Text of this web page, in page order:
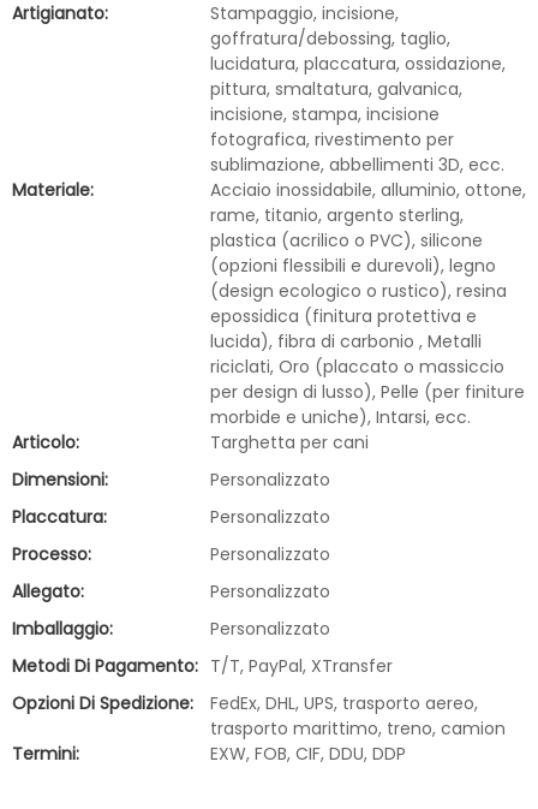
Artigianato:
Stampaggio, incisione,
goffratura/debossing, taglio,
lucidatura, placcatura, ossidazione,
pittura, smaltatura, galvanica,
incisione, stampa, incisione
fotografica, rivestimento per
sublimazione, abbellimenti 3D, ecc.
Materiale:
Acciaio inossidabile, alluminio, ottone,
rame, titanio, argento sterling,
plastica (acrilico o PVC), silicone
(opzioni flessibili e durevoli), legno
(design ecologico o rustico), resina
epossidica (finitura protettiva e
lucida), fibra di carbonio , Metalli
riciclati, Oro (placcato o massiccio
per design di lusso), Pelle (per finiture
morbide e uniche), Intarsi, ecc.
Articolo:
Targhetta per cani
Dimensioni:
Personalizzato
Placcatura:
Personalizzato
Processo:
Personalizzato
Allegato:
Personalizzato
Imballaggio:
Personalizzato
Metodi Di Pagamento: T/T, PayPal, XTransfer
Opzioni Di Spedizione:
FedEx, DHL, UPS, trasporto aereo,
trasporto marittimo, treno, camion
Termini:
EXW, FOB, CIF, DDU, DDP